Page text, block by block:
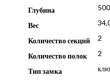
Глубина
Вес
Количество секций 2
Количество полок 2
Тип замка